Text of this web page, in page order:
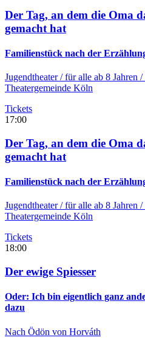
Der Tag, an dem die Oma
gemacht hat
Familienstück nach der
Jugendtheater/ für alle ab 8 Jahren
Theatergemeinde Köln
Tickets
17:00
Der Tag, an dem die Oma
gemacht hat
Familienstück nach der
Jugendtheater/ für alle ab 8 Jahren
Theatergemeinde Köln
Tickets
18:00
Der ewige Spiesser
Oder: Ich bin eigentlich ganz
dazu
Nach Ödön von Horváth